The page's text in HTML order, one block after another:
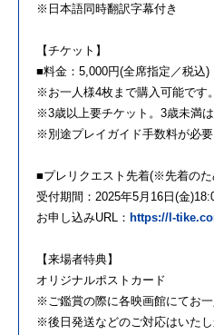
※日本語同時翻訳字幕付き
【チケット】
■料金：5,000円(全席指定／税込)
※お一人様4枚まで購入可能です。
※3歳以上要チケット。3歳未満は
※別途プレイガイド手数料が必要
■プレリクエスト先着(※先着の
受付期間：2025年5月16日(金
お申し込みURL： https://l-
【来場者特典】
オリジナルポストカード
※ご鑑賞の際に各映画館にてお一
※後日発送などのご対応はいたし